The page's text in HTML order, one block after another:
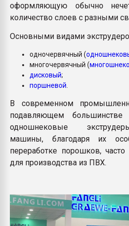
оформляющую обычно
количество слоев с разными
Основными видами
одночервячный (
многочервячный (
дисковый;
поршневой
В современном
подавляющем большинстве
одношнековые
машины, благодаря их
переработке порошков, часто
для производства из ПВХ.